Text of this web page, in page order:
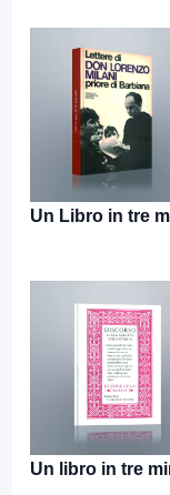
Un Libro in tre
Un libro in tre